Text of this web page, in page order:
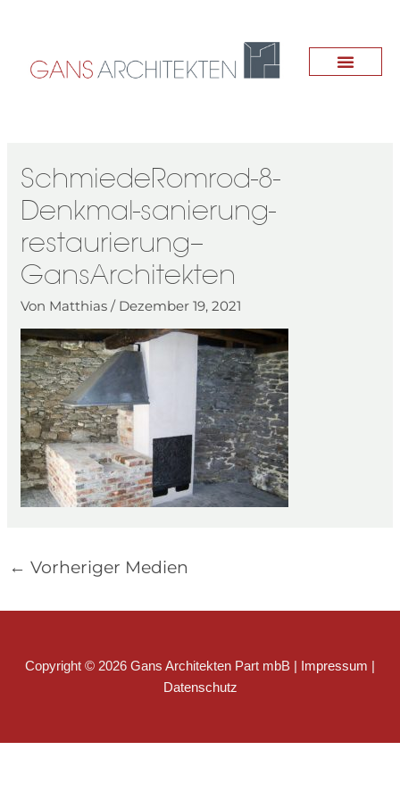
SchmiedeRomrod-8-
Denkmal-sanierung-
restaurierung–
GansArchitekten
Von Matthias/ Dezember 19, 2021
← Vorheriger Medien
Copyright © 2026 Gans Architekten Part mbB | Impressum |
Datenschutz